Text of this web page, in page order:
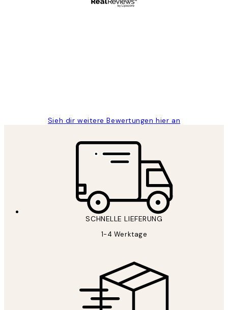
Sieh dir weitere Bewertungen hier an
SCHNELLE LIEFERUNG
1-4 Werktage